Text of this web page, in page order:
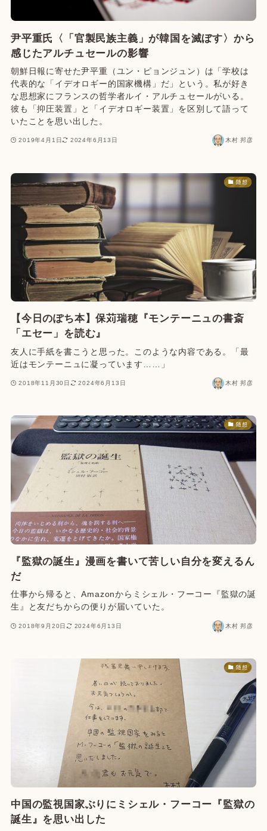
尹平重氏〈「官製民族主義」が韓国を滅ぼす〉から
感じたアルチュセールの影響
朝鮮日報に寄せた尹平重（ユン・ピョンジュン）は「学校は
代表的な「イデオロギー的国家機構」だ」という。私が好き
な思想家にフランスの哲学者ルイ・アルチュセールがいる。
彼も「抑圧装置」と「イデオロギー装置」を区別して語って
いたことを思い出した。
2019年4月1日 2024年6月13日 木村 邦彦
随想
【今日のぽち本】保苅瑞穂『モンテーニュの書斎
「エセー」を読む』
友人に手紙を書こうと思った。このような内容である。「最
近はモンテーニュに凝っています……」
2018年11月30日 2024年6月13日 木村 邦彦
随想
『監獄の誕生』漫画を書いて苦しい自分を変えるん
だ
仕事から帰ると、Amazonからミシェル・フーコー『監獄の誕
生』と友だちからの便りが届いていた。
2018年9月20日 2024年6月13日 木村 邦彦
随想
中国の監視国家ぶりにミシェル・フーコー『監獄の
誕生』を思い出した